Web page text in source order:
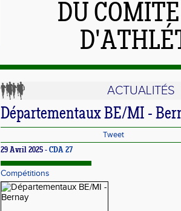
DU
ACTUALITÉS
Départementaux BE/MI -
Tweet
29 Avril 2025 - CDA 27
Compétitions